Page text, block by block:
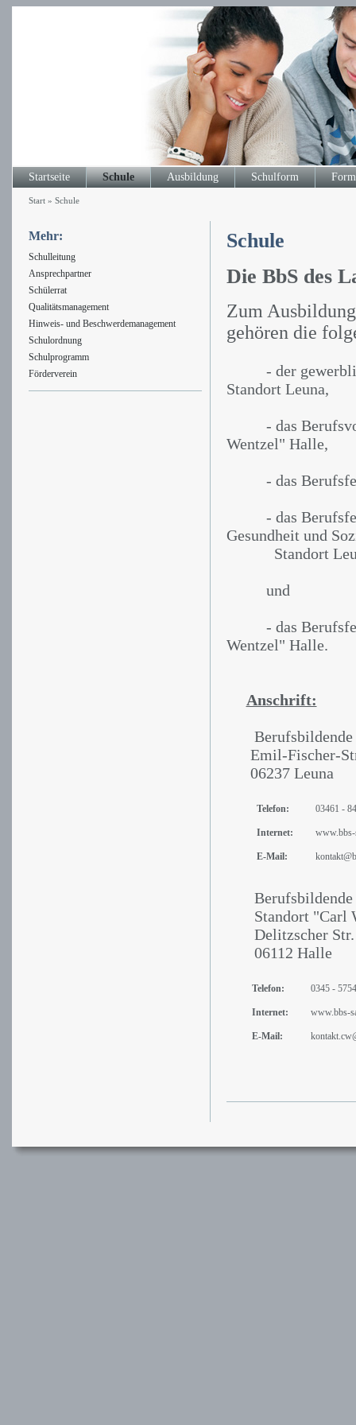
Startseite Schule Ausbildung Schulform
Start» Schule
Mehr:
Schulleitung
Ansprechpartner
Schülerrat
Qualitätsmanagement
Hinweis- und Beschwerdemanagement
Schulordnung
Schulprogramm
Förderverein
Schule
Die BbS des
Zum
gehören die
- der
Standort Leuna,
- das
Wentzel" Halle,
- das Berufsfeld
- das Berufsfeld
Gesundheit und
Standort
und
- das Berufsfeld
Wentzel" Halle.
Anschrift:
Berufsbildende
Emil-Fischer-
06237 Leuna
Telefon:
Internet:
E-Mail:
03461 -
www.bbs-
Berufsbildende
Standort "Carl
Delitzscher Str.
06112 Halle
Telefon:
Internet:
E-Mail:
0345 -
www.bbs-